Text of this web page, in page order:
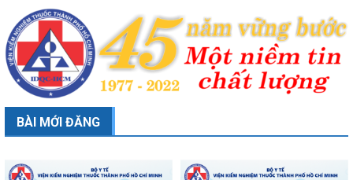
BÀI MỚI ĐĂNG